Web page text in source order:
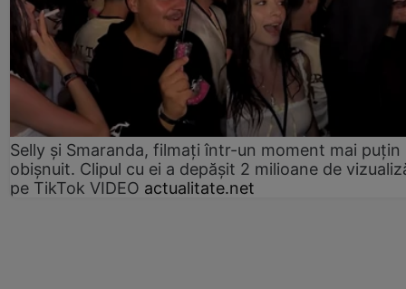
Selly și Smaranda, filmați într-un moment mai puțin
obișnuit. Clipul cu ei a depășit 2 milioane de
pe TikTok VIDEO actualitate.net